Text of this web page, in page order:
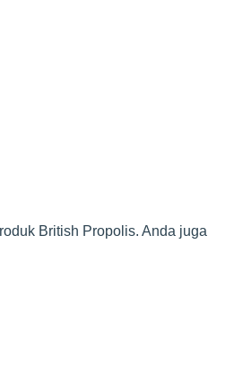
British Propolis. Anda juga